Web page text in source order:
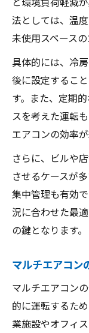
法としては、温
未使用スペース
具体的には、冷
後に設定するこ
す。また、定期
スを考えた運転
エアコンの効率
さらに、ビルや
させるケースが
集中管理も有効
況に合わせた最
の鍵となります。
マルチエアコン
マルチエアコン
的に運転するた
業施設やオフィ